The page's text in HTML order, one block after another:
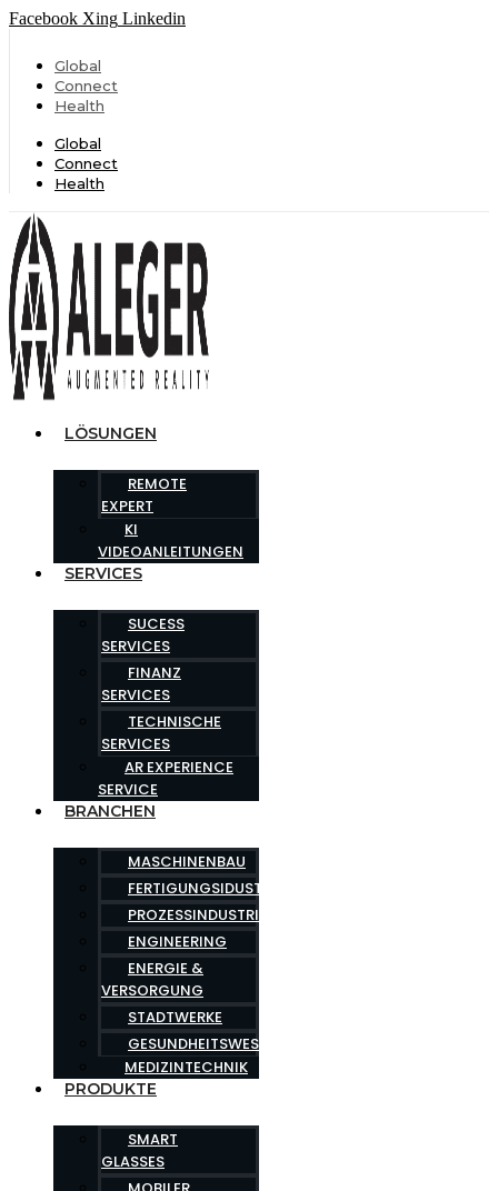
Facebook Xing Linkedin
Global
Connect
Health
Global
Connect
Health
LÖSUNGEN
REMOTE
EXPERT
KI
VIDEOANLEITUNGEN
SERVICES
SUCESS
SERVICES
FINANZ
SERVICES
TECHNISCHE
SERVICES
AR EXPERIENCE
SERVICE
BRANCHEN
MASCHINENBAU
FERTIGUNGSIDUSTRIE
PROZESSINDUSTRIE
ENGINEERING
ENERGIE &
VERSORGUNG
STADTWERKE
GESUNDHEITSWESEN
MEDIZINTECHNIK
PRODUKTE
SMART
GLASSES